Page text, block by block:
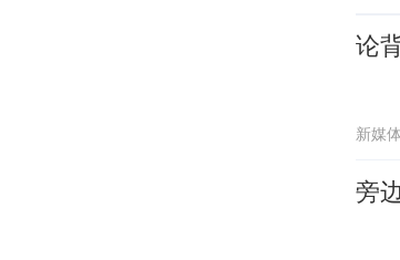
论
新媒体
旁